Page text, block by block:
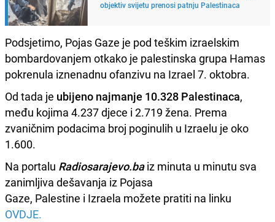
objektiv svijetu prenosi patnju Palestinaca
Podsjetimo, Pojas Gaze je pod teškim izraelskim
bombardovanjem otkako je palestinska grupa Hamas
pokrenula iznenadnu ofanzivu na Izrael 7. oktobra.
Od tada je ubijeno najmanje 10.328 Palestinaca,
među kojima 4.237 djece i 2.719 žena. Prema
zvaničnim podacima broj poginulih u Izraelu je oko
1.600.
Na portalu Radiosarajevo.baiz minuta u minutu sva
zanimljiva dešavanja iz Pojasa
Gaze, Palestine i Izraela možete pratiti na linku
OVDJE.